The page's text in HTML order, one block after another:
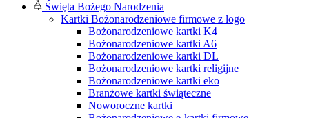
Święta Bożego Narodzenia
Kartki Bożonarodzeniowe firmowe z logo
Bożonarodzeniowe kartki K4
Bożonarodzeniowe kartki A6
Bożonarodzeniowe kartki DL
Bożonarodzeniowe kartki religijne
Bożonarodzeniowe kartki eko
Branżowe kartki świąteczne
Noworoczne kartki